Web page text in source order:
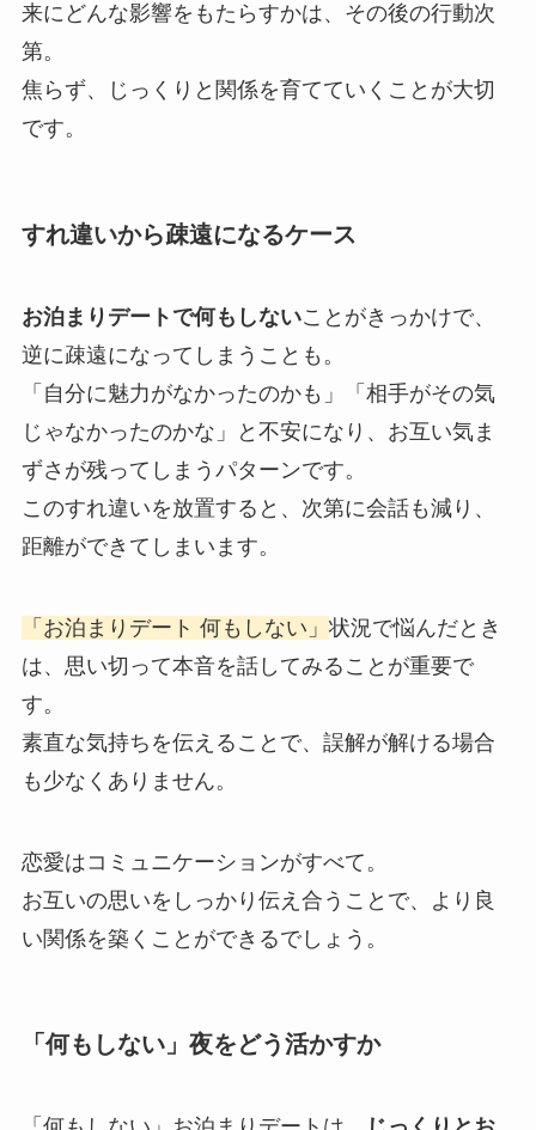
来にどんな影響をもたらすかは、その後の行動次
第。
焦らず、じっくりと関係を育てていくことが大切
です。
すれ違いから疎遠になるケース
お泊まりデートで何もしないことがきっかけで、
逆に疎遠になってしまうことも。
「自分に魅力がなかったのかも」「相手がその気
じゃなかったのかな」と不安になり、お互い気ま
ずさが残ってしまうパターンです。
このすれ違いを放置すると、次第に会話も減り、
距離ができてしまいます。
「お泊まりデート 何もしない」 状況で悩んだとき
は、思い切って本音を話してみることが重要で
す。
素直な気持ちを伝えることで、誤解が解ける場合
も少なくありません。
恋愛はコミュニケーションがすべて。
お互いの思いをしっかり伝え合うことで、より良
い関係を築くことができるでしょう。
「何もしない」夜をどう活かすか